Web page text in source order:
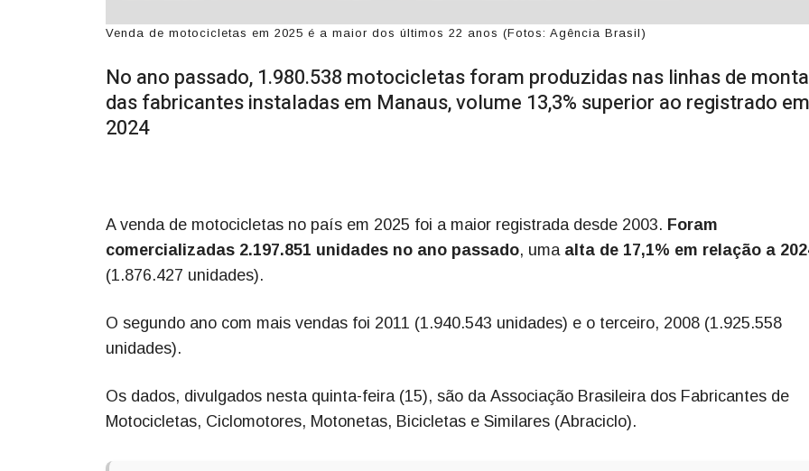
Venda de motocicletas em 2025 é a maior dos últimos 22 anos (Fotos: Agência Brasil)
No ano passado, 1.980.538 motocicletas foram produzidas nas linhas de
das fabricantes instaladas em Manaus, volume 13,3% superior ao registrado em
2024
A venda de motocicletas no país em 2025 foi a maior registrada desde 2003. Foram
comercializadas 2.197.851 unidades no ano passado, uma alta de 17,1% em relação a
(1.876.427 unidades).
O segundo ano com mais vendas foi 2011 (1.940.543 unidades) e o terceiro, 2008 (1.925.558
unidades).
Os dados, divulgados nesta quinta-feira (15), são da Associação Brasileira dos Fabricantes de
Motocicletas, Ciclomotores, Motonetas, Bicicletas e Similares (Abraciclo).